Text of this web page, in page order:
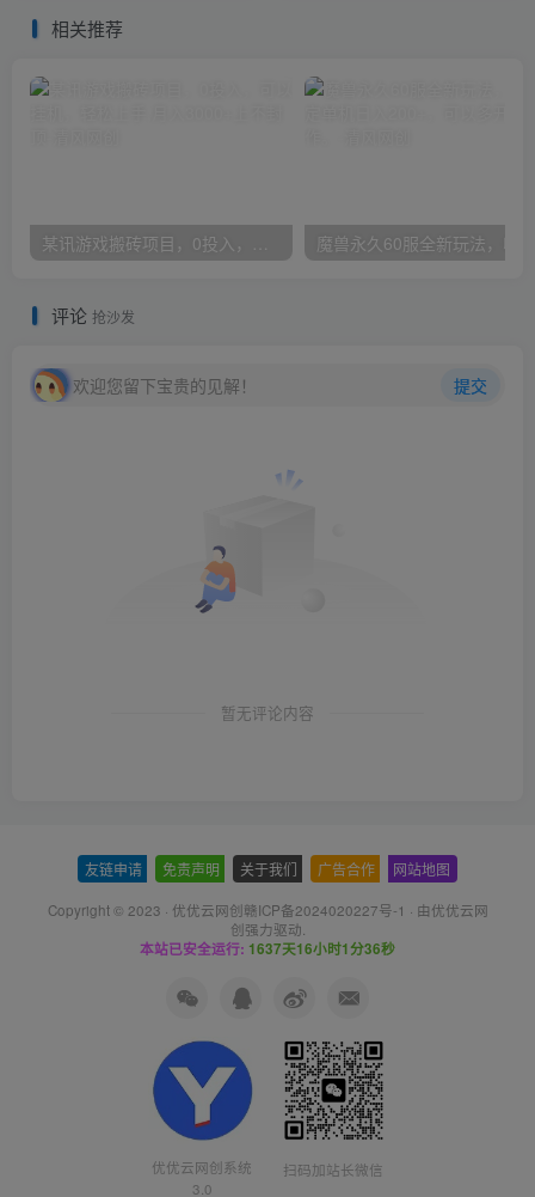
相关推荐
某讯游戏搬砖项目，0投入，可以挂机，轻松上手,月入3000+上不封顶
评论 抢沙发
欢迎您留下宝贵的见解！ 提交
暂无评论内容
友链申请 免责声明 关于我们 广告合作 网站地图
Copyright © 2023 · 优优云网创赣ICP备2024020227号-1 · 由优优云网
创强力驱动.
本站已安全运行: 1637天16小时1分37秒
优优云网创系统
3.0
扫码加站长微信